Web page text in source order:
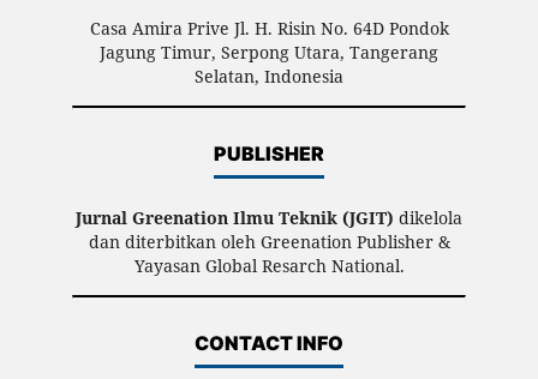
Casa Amira Prive Jl. H. Risin No. 64D Pondok
Jagung Timur, Serpong Utara, Tangerang
Selatan, Indonesia
PUBLISHER
Jurnal Greenation Ilmu Teknik (JGIT) dikelola
dan diterbitkan oleh Greenation Publisher &
Yayasan Global Resarch National.
CONTACT INFO